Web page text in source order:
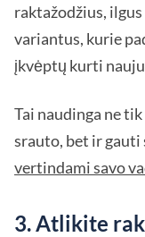
raktažodžius,
variantus, kurie
įkvėptų kurti
Tai naudinga ne
srauto, bet ir gauti
vertindami savo
3. Atlikite